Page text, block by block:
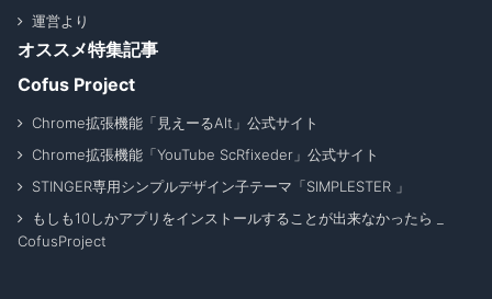
運営より
オススメ特集記事
Cofus Project
Chrome拡張機能「見えーるAlt」公式サイト
Chrome拡張機能「YouTube ScRfixeder」公式サイト
STINGER専用シンプルデザイン子テーマ「SIMPLESTER 」
もしも10しかアプリをインストールすることが出来なかったら _
CofusProject